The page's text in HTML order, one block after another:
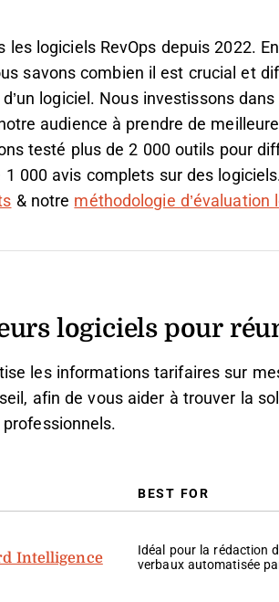
les logiciels RevOps depuis 2022.
savons combien il est crucial et
logiciel. Nous investissons
audience à prendre de
testé plus de 2 000 outils pour
1 000 avis complets sur des
& notre méthodologie d’évaluation
logiciels pour
les informations tarifaires sur
afin de vous aider à trouver la
BEST FOR
Intelligence
Idéal pour la rédaction
verbaux automatisée